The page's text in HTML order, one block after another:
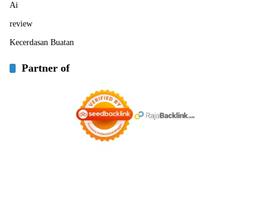
Ai
review
Kecerdasan Buatan
Partner of